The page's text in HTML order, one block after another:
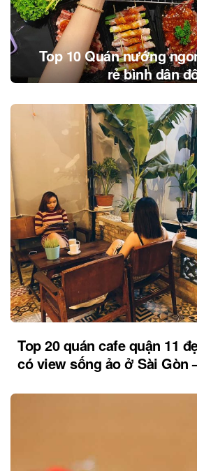
Top 10 Quán nướng
rẻ bình dân
Top 20 quán cafe quận 11
có view sống ảo ở Sài Gòn